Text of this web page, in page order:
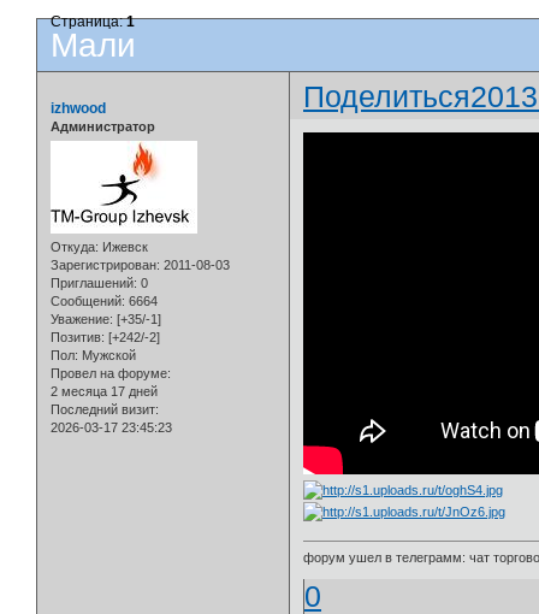
Мали
Страница:1
Поделиться
izhwood
Администратор
Откуда: Ижевск
Зарегистрирован: 2011-08-03
Приглашений: 0
Сообщений: 6664
Уважение: [+35/-1]
Позитив: [+242/-2]
Пол: Мужской
Провел на форуме:
2 месяца 17 дней
Последний визит:
2026-03-17 23:45:23
форум ушел в телеграмм: чат
0